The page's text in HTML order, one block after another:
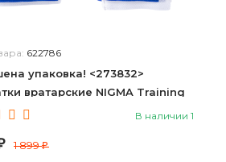
622786
упаковка! <273832>
вратарские NIGMA Training
В наличии 1
1 899₽